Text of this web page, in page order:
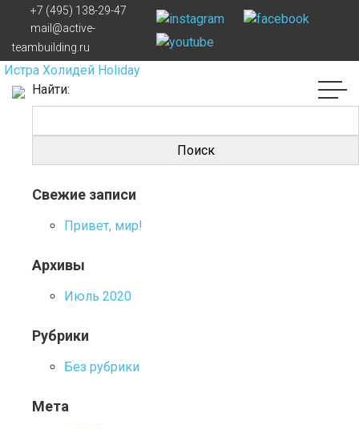
+7 (495) 138-29-47
mail@active-
teambuilding.ru
Навигация по записям
Истра Холидей Holiday
Найти:
Свежие записи
Привет, мир!
Архивы
Июль 2020
Рубрики
Без рубрики
Мета